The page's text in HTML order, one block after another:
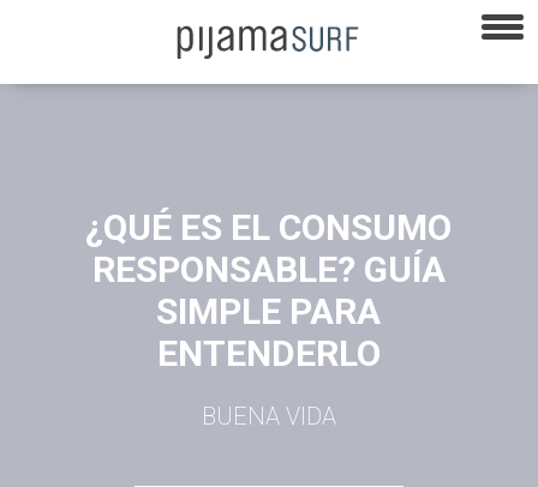
¿QUÉ ES EL CONSUMO
RESPONSABLE? GUÍA
SIMPLE PARA
ENTENDERLO
BUENA VIDA